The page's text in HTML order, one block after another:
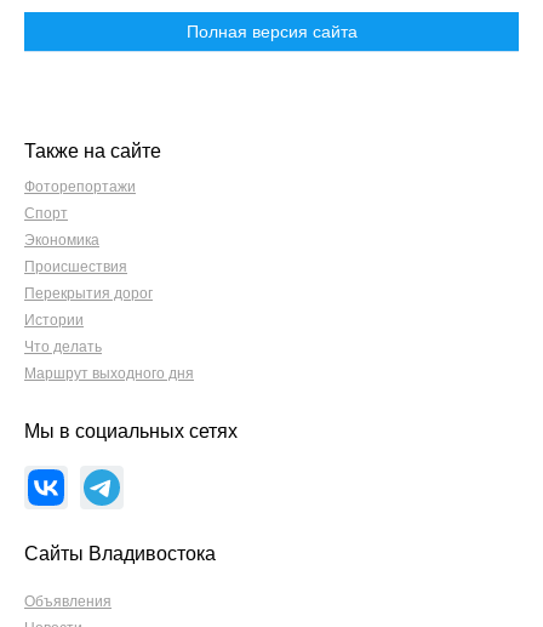
Полная версия сайта
Также на сайте
Фоторепортажи
Спорт
Экономика
Происшествия
Перекрытия дорог
Истории
Что делать
Маршрут выходного дня
Мы в социальных сетях
Сайты Владивостока
Объявления